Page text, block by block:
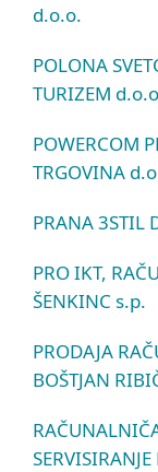
d.o.o.
POLONA
TURIZEM
POWERCOM
TRGOVINA
PRANA 3STIL
PRO IKT,
ŠENKINC s.p.
PRODAJA
BOŠTJAN